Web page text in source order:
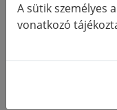
RENDEZÉS:
aminek minden
A sütik személyes
vonatkozó